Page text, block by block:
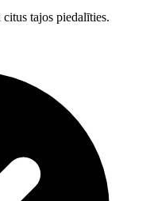
tajos piedalīties.